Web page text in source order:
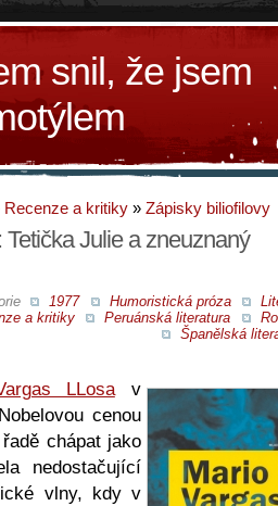
snil, že jsem
Recenze a kritiky » Zápisky biliofilovy
Julie a zneuznaný
1977 Humoristická próza
a kritiky
Peruánská literatura
Španělská
LLosa v
cenou
chápat jako
nedostačující
vlny, kdy v